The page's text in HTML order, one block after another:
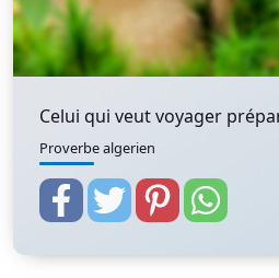
Celui qui veut voyager
Proverbe algerien